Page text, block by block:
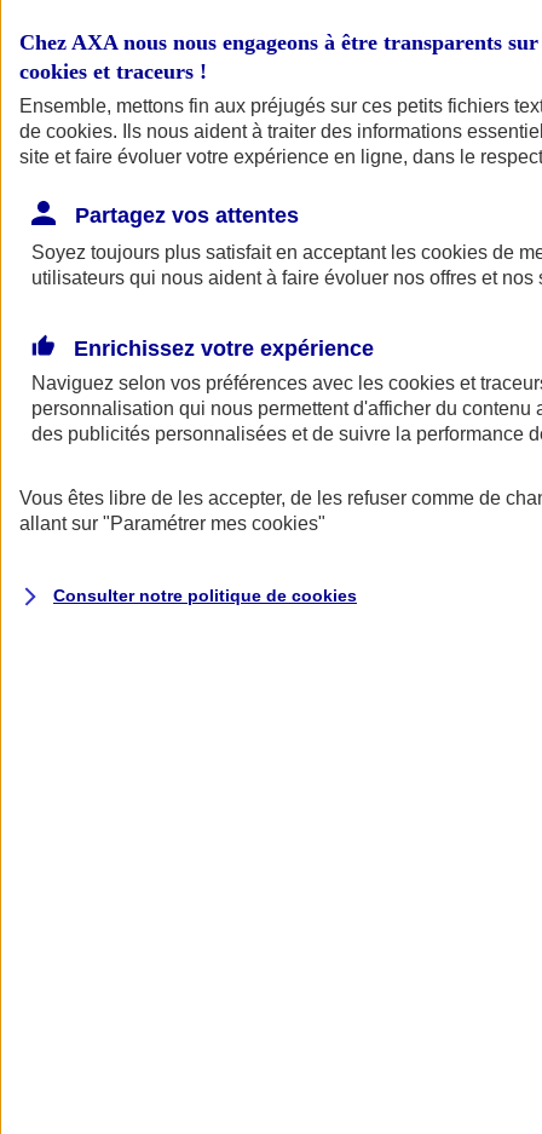
AXA Assurance
Chez AXA nous nous engageons à être transparents
cookies et traceurs !
Ensemble, mettons fin aux préjugés sur ces petits fichiers
de cookies. Ils nous aident à traiter des informations
site et faire évoluer votre expérience en ligne, dans le
Partagez vos attentes
Soyez toujours plus satisfait en acceptant les cookies de
utilisateurs qui nous aident à faire évoluer nos offres et nos
Enrichissez votre expérience
Naviguez selon vos préférences avec les cookies et
personnalisation qui nous permettent d'afficher du contenu
des publicités personnalisées et de suivre la performance
Vous êtes libre de les accepter, de les refuser comme de
allant sur "Paramétrer mes cookies"
Consulter notre politique de cookies